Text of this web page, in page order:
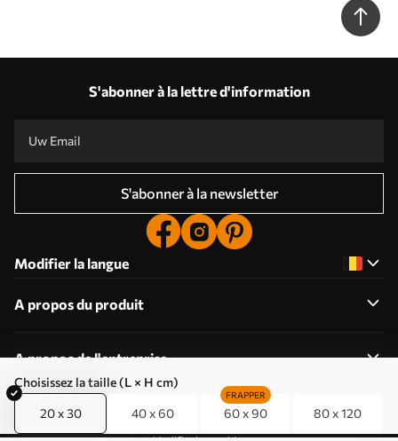
Choisissez la taille (L × H cm)
20 x 30 40 x 60 60 x 90
FRAPPER
80 x 120
S'abonner à la lettre d'information
S'abonner à la newsletter
Modifier la langue
A propos du produit
A propos de l'entreprise